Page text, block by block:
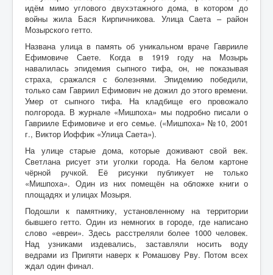
идём мимо углового двухэтажного дома, в котором до
войны жила Бася Кирпичникова. Улица Саета – район
Мозырского гетто.
Названа улица в память об уникальном враче Гаврииле
Ефимовиче Саете. Когда в 1919 году на Мозырь
навалилась эпидемия сыпного тифа, он, не показывая
страха, сражался с болезнями. Эпидемию победили,
только сам Гавриил Ефимович не дожил до этого времени.
Умер от сыпного тифа. На кладбище его провожало
полгорода. В журнале «Мишпоха» мы подробно писали о
Гаврииле Ефимовиче и его семье. («Мишпоха» №10, 2001
г., Виктор Иоффик «Улица Саета»).
На улице старые дома, которые доживают свой век.
Светлана рисует эти уголки города. На белом картоне
чёрной ручкой. Её рисунки публикует не только
«Мишпоха». Один из них помещён на обложке книги о
площадях и улицах Мозыря.
Подошли к памятнику, установленному на территории
бывшего гетто. Один из немногих в городе, где написано
слово «евреи». Здесь расстреляли более 1000 человек.
Над узниками издевались, заставляли носить воду
ведрами из Припяти наверх к Ромашову Рву. Потом всех
ждал один финал.